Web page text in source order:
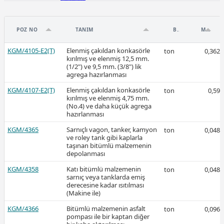
2026-Mart
Ücretli
POZ NO TANIM BIRIM MIKTAR
KGM/4105-E2(T)
Elenmiş çakıldan konkasörle
kırılmış ve elenmiş 12,5 mm.
(1/2") ve 9,5 mm. (3/8") lik
agrega hazırlanması
ton 0,362
KGM/4107-E2(T)
Elenmiş çakıldan konkasörle
kırılmış ve elenmiş 4,75 mm.
(No.4) ve daha küçük agrega
hazırlanması
ton 0,59
KGM/4365
Sarnıçlı vagon, tanker, kamyon
ve roley tank gibi kaplarla
taşınan bitümlü malzemenin
depolanması
ton 0,048
KGM/4358
Katı bitümlü malzemenin
sarnıç veya tanklarda emiş
derecesine kadar ısıtılması
(Makine ile)
ton 0,048
KGM/4366
Bitümlü malzemenin asfalt
pompası ile bir kaptan diğer
ton 0,096